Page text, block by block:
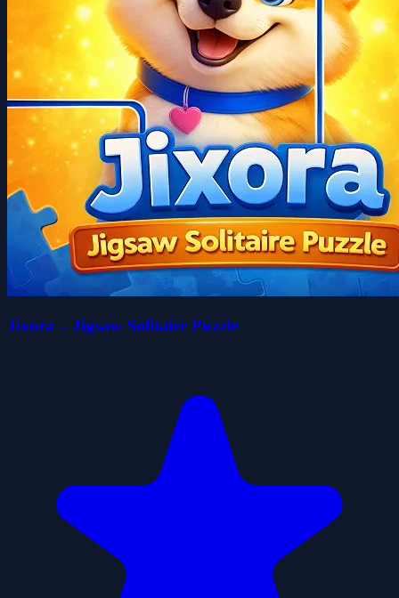
Jixora – Jigsaw Solitaire Puzzle